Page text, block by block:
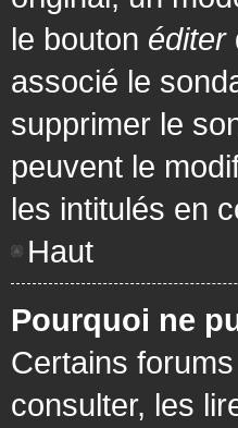
le bouton éditer
associé le
supprimer le
peuvent le
les intitulés en
Haut
Pourquoi ne
Certains
consulter, les